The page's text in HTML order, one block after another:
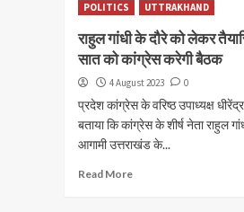
POLITICS UTTRAKHAND
राहुल गांधी के दौरे को लेकर
सात को कांग्रेस करेगी बैठक
4 August 2023 0
प्रदेश कांग्रेस के वरिष्ठ उपाध्यक्ष
बताया कि कांग्रेस के शीर्ष नेता राहुल
आगामी उत्तराखंड के...
Read More